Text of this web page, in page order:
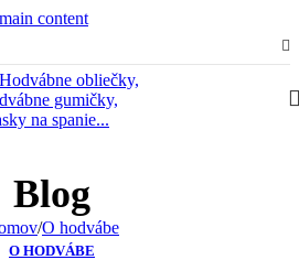
content
Blog
/O hodvábe
O HODVÁBE